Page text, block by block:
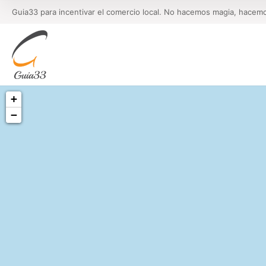
Guia33 para incentivar el comercio local. No hacemos magia,
+
−